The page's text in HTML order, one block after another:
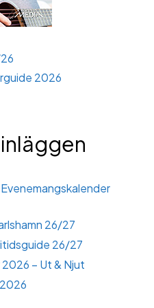
2026
26/27
26/27
– Ut & Njut